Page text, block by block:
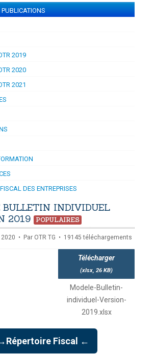
10:30
PUBLICATIONS
2019
2020
2021
DES ENTREPRISES
BULLETIN INDIVIDUEL
2019
POPULAIRES
Par OTR TG 19145 téléchargements
Télécharger
(xlsx, 26 KB)
Modele-Bulletin-
individuel-Version-
2019.xlsx
Fiscal ←